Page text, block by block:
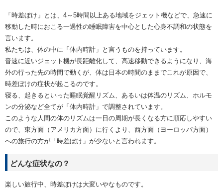
「時差ぼけ」とは、4～5時間以上ある地域をジェット機などで、急速に
移動した時におこる一過性の睡眠障害を中心とした心身不調和の状態を
言います。
私たちは、体の中に「体内時計」と言うものを持っています。
音速に近いジェット機が長距離化して、高速移動できるようになり、海
外の行った先の時間で動くが、体は日本の時間のままでこれが原因で、
時差ぼけの症状が起こるのです。
寝る、起きるといった睡眠覚醒リズム、あるいは体温のリズム、ホルモ
ンの分泌など全てが「体内時計」で調整されています。
このような人間の体のリズムは一日の周期が長くなる方に順応しやすい
ので、東方面（アメリカ方面）に行くより、西方面（ヨーロッパ方面）
への旅行の方が「時差ぼけ」が少ないと言われます。
どんな症状なの？
楽しい旅行中、時差ぼけは大変いやなものです。